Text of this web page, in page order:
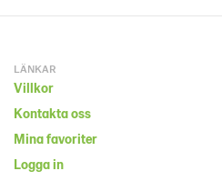
LÄNKAR
Villkor
Kontakta oss
Mina favoriter
Logga in